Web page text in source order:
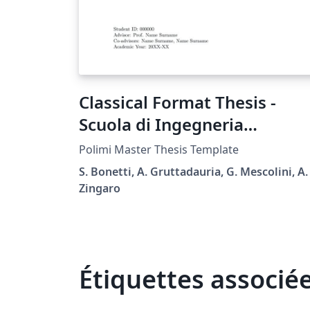
Classical Format Thesis -
Scuola di Ingegneria
Industriale e
dell'Informazione -
Politecnico di Milano
Polimi Master Thesis Template
S. Bonetti, A. Gruttadauria, G. Mescolini, A.
Zingaro
Étiquettes